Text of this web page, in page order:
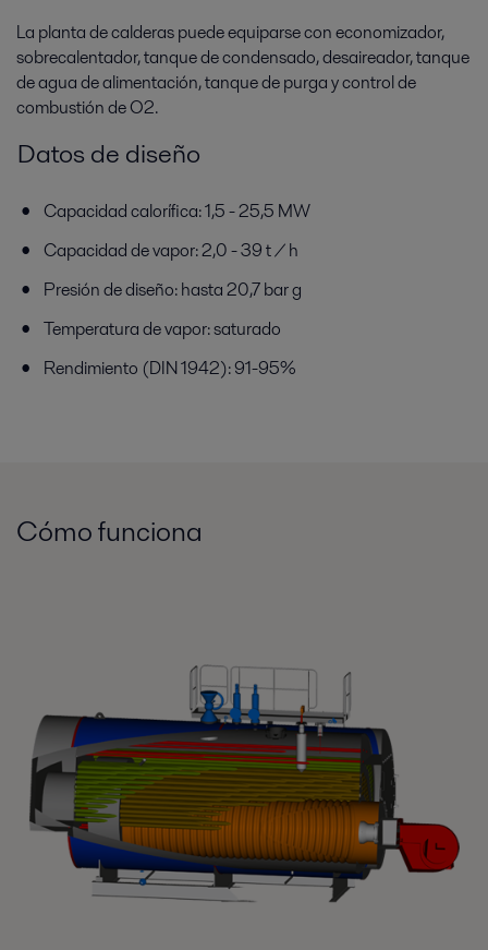
La planta de calderas puede equiparse con economizador,
sobrecalentador, tanque de condensado, desaireador, tanque
de agua de alimentación, tanque de purga y control de
combustión de O2.
Datos de diseño
Capacidad calorífica: 1,5 - 25,5 MW
Capacidad de vapor: 2,0 - 39 t / h
Presión de diseño: hasta 20,7 bar g
Temperatura de vapor: saturado
Rendimiento (DIN 1942): 91-95%
Cómo funciona